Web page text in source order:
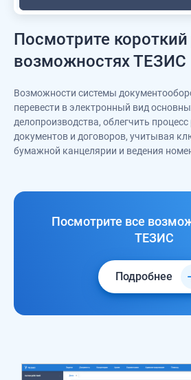
Посмотрите
возможностях ТЕЗИС
Возможности системы
перевести в электронный вид
делопроизводства, облегчить процесс
документов и договоров, учитывая
бумажной канцелярии и ведения
Посмотрите все
ТЕЗИС
Подробнее